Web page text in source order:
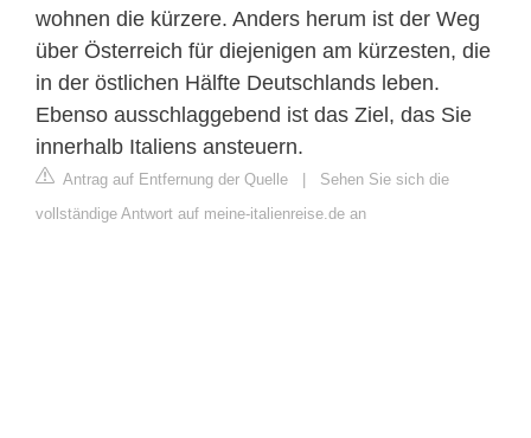
wohnen die kürzere. Anders herum ist der Weg
über Österreich für diejenigen am kürzesten, die
in der östlichen Hälfte Deutschlands leben.
Ebenso ausschlaggebend ist das Ziel, das Sie
innerhalb Italiens ansteuern.
Antrag auf Entfernung der Quelle | Sehen Sie sich die
vollständige Antwort auf meine-italienreise.de an